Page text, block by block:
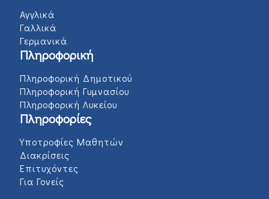
Αγγλικά
Γαλλικά
Γερμανικά
Πληροφορική
Πληροφορική Δημοτικού
Πληροφορική Γυμνασίου
Πληροφορική Λυκείου
Πληροφορίες
Υποτροφίες Μαθητών
Διακρίσεις
Επιτυχόντες
Για Γονείς